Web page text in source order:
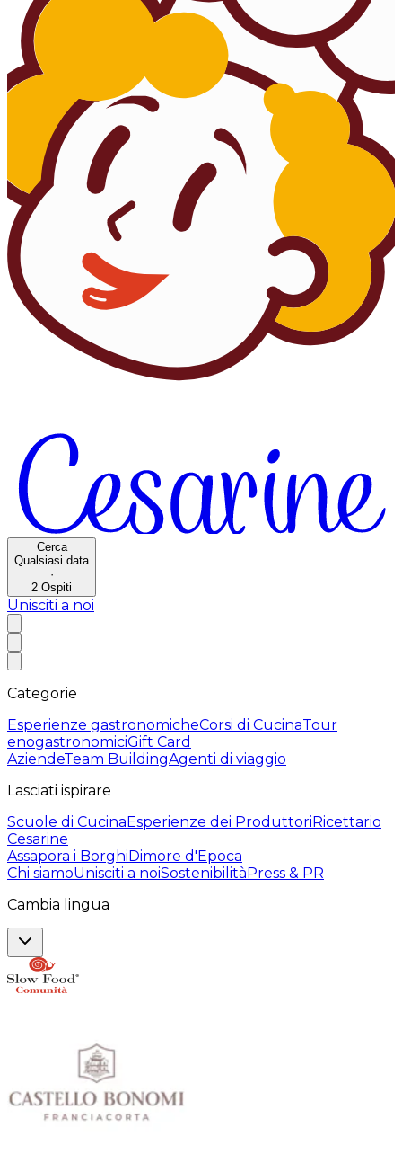
Cerca
Qualsiasi data
·
2 Ospiti
Unisciti a noi
Categorie
Esperienze gastronomicheCorsi di CucinaTour
enogastronomiciGift Card
AziendeTeam BuildingAgenti di viaggio
Lasciati ispirare
Scuole di CucinaEsperienze dei ProduttoriRicettario
Cesarine
Assapora i BorghiDimore d'Epoca
Chi siamoUnisciti a noiSostenibilitàPress & PR
Cambia lingua